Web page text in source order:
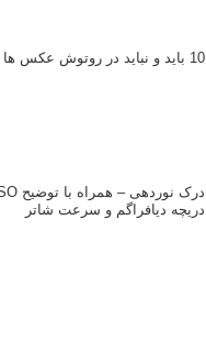
10 باید و نباید در روتوش عکس ها
دریچه دیافراگم و سرعت شاتر